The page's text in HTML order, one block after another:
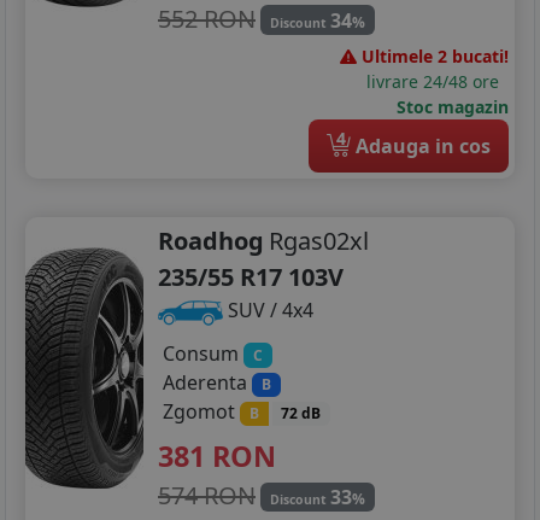
552 RON Discount 34%
Ultimele 2 bucati!
livrare 24/48 ore
Stoc magazin
4 Adauga in cos
Roadhog Rgas02xl
235/55 R17 103V
SUV / 4x4
Consum
C
Aderenta B
Zgomot B 72 dB
381 RON
574 RON Discount 33%